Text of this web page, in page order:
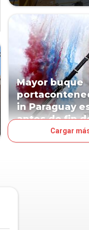
Mayor buque
in Paraguay
antes de fin
Cargar